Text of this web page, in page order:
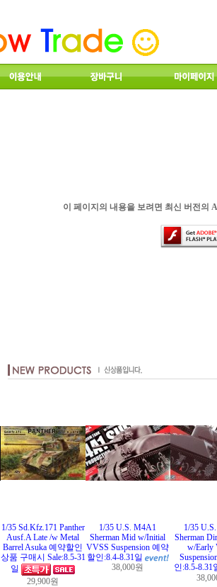
이 페이지의 내용을 보려면 최신 버전의
1/35 Sd.Kfz.171 Panther
Ausf.A Late /w Metal
Barrel Asuka 예약할인
상품 구매시 Sale:8.5-31
일
29,900원
1/35 U.S. M4A1
Sherman Mid w/Initial
VVSS Suspension 예약
할인:8.4-8.31일
38,000원
1/35
Sherman
w/Early
인:8.5-8.31